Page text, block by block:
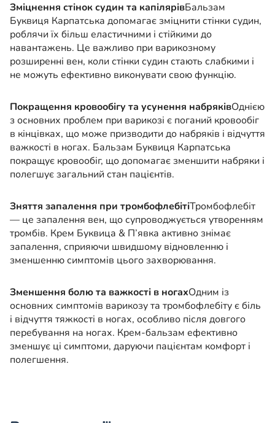
Зміцнення стінок судин та капілярівБальзам
Буквиця Карпатська допомагає зміцнити стінки судин,
роблячи їх більш еластичними і стійкими до
навантажень. Це важливо при варикозному
розширенні вен, коли стінки судин стають слабкими і
не можуть ефективно виконувати свою функцію.
Покращення кровообігу та усунення набряківОднією
з основних проблем при варикозі є поганий кровообіг
в кінцівках, що може призводити до набряків і відчуття
важкості в ногах. Бальзам Буквиця Карпатська
покращує кровообіг, що допомагає зменшити набряки і
полегшує загальний стан пацієнтів.
Зняття запалення при тромбофлебітіТромбофлебіт
— це запалення вен, що супроводжується утворенням
тромбів. Крем Буквица & П’явка активно знімає
запалення, сприяючи швидшому відновленню і
зменшенню симптомів цього захворювання.
Зменшення болю та важкості в ногахОдним із
основних симптомів варикозу та тромбофлебіту є біль
і відчуття тяжкості в ногах, особливо після довгого
перебування на ногах. Крем-бальзам ефективно
зменшує ці симптоми, даруючи пацієнтам комфорт і
полегшення.